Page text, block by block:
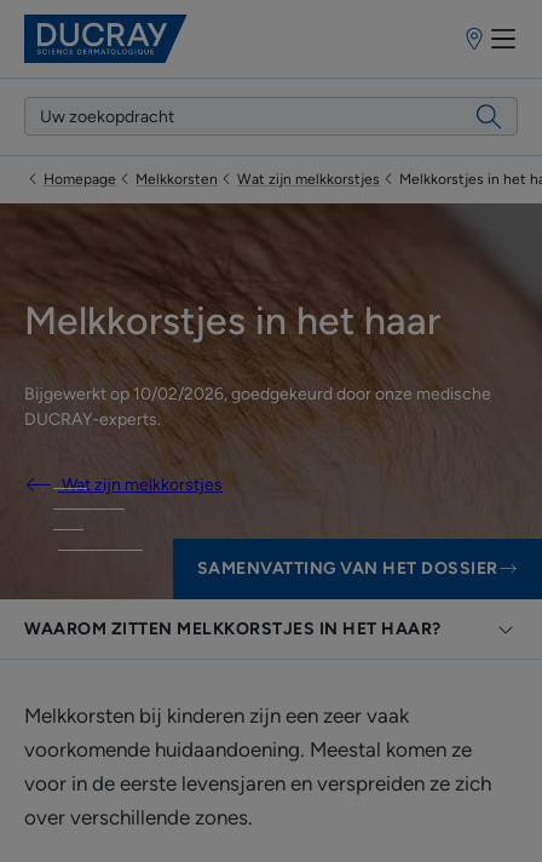
Homepage Melkkorsten Wat zijn melkkorstjes Melkkorstjes in het
Melkkorstjes in het haar
Bijgewerkt op10/02/2026, goedgekeurd dooronze medische
DUCRAY-experts.
Wat zijn melkkorstjes
SAMENVATTING VAN HET DOSSIER
WAAROM ZITTEN MELKKORSTJES IN HET HAAR?
Melkkorsten bij kinderen zijn een zeer vaak
voorkomende huidaandoening. Meestal komen ze
voor in de eerste levensjaren en verspreiden ze zich
over verschillende zones.